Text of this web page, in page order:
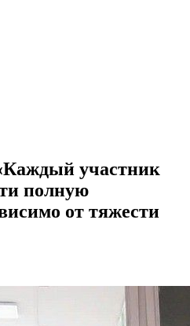
участник
полную
от тяжести